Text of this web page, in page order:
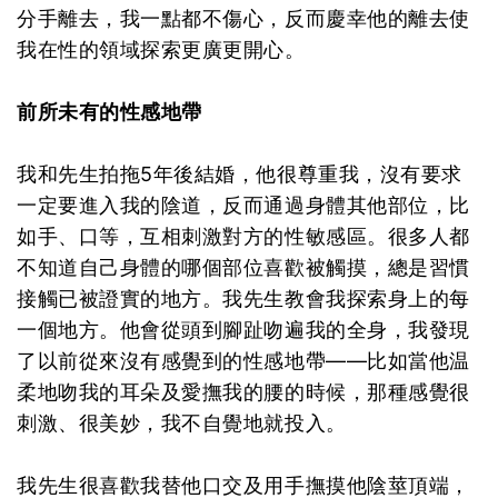
分手離去，我一點都不傷心，反而慶幸他的離去使
我在性的領域探索更廣更開心。
前所未有的性感地帶
我和先生拍拖5年後結婚，他很尊重我，沒有要求
一定要進入我的陰道，反而通過身體其他部位，比
如手、口等，互相刺激對方的性敏感區。很多人都
不知道自己身體的哪個部位喜歡被觸摸，總是習慣
接觸已被證實的地方。我先生教會我探索身上的每
一個地方。他會從頭到腳趾吻遍我的全身，我發現
了以前從來沒有感覺到的性感地帶——比如當他温
柔地吻我的耳朵及愛撫我的腰的時候，那種感覺很
刺激、很美妙，我不自覺地就投入。
我先生很喜歡我替他口交及用手撫摸他陰莖頂端，